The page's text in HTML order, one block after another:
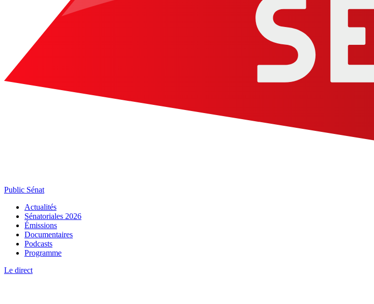
Public Sénat
Actualités
Sénatoriales 2026
Émissions
Documentaires
Podcasts
Programme
Le direct